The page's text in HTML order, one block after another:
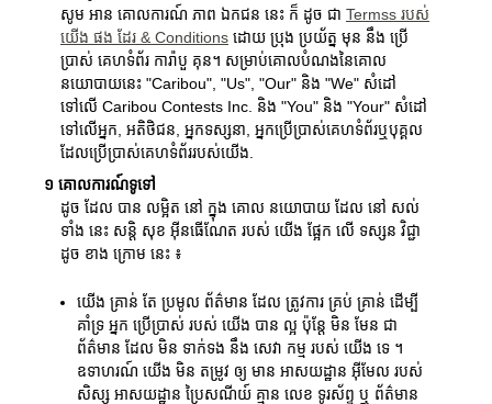
សូម អាន គោលការណ៍ ភាព ឯកជន នេះ ក៏ ដូច ជា Termss របស់
យើង ផង ដែរ & Conditions ដោយ ប្រុង ប្រយ័ត្ន មុន នឹង ប្រើ
ប្រាស់ គេហទំព័រ ការ៉ាបួ គុន។ សម្រាប់គោលបំណងនៃគោល
នយោបាយនេះ "Caribou", "Us", "Our" និង "We" សំដៅ
ទៅលើ Caribou Contests Inc. និង "You" និង "Your" សំដៅ
ទៅលើអ្នក, អតិថិជន, អ្នកទស្សនា, អ្នកប្រើប្រាស់គេហទំព័រឬបុគ្គល
ដែលប្រើប្រាស់គេហទំព័ររបស់យើង.
១ គោលការណ៍ទូទៅ
ដូច ដែល បាន លម្អិត នៅ ក្នុង គោល នយោបាយ ដែល នៅ សល់
ទាំង នេះ សន្តិ សុខ អ៊ីនធើណែត របស់ យើង ផ្អែក លើ ទស្សន វិជ្ជា
ដូច ខាង ក្រោម នេះ ៖
យើង គ្រាន់ តែ ប្រមូល ព័ត៌មាន ដែល ត្រូវការ គ្រប់ គ្រាន់ ដើម្បី
គាំទ្រ អ្នក ប្រើប្រាស់ របស់ យើង បាន ល្អ ប៉ុន្តែ មិន មែន ជា
ព័ត៌មាន ដែល មិន ទាក់ទង នឹង សេវា កម្ម របស់ យើង ទេ ។
ឧទាហរណ៍ យើង មិន តម្រូវ ឲ្យ មាន អាសយដ្ឋាន អ៊ីមែល របស់
សិស្ស អាសយដ្ឋាន ប្រៃសណីយ៍ គ្មាន លេខ ទូរស័ព្ទ ឬ ព័ត៌មាន